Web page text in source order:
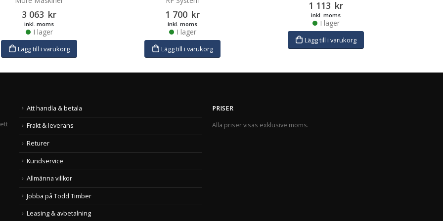
3 063 kr
inkl. moms
I lager
Lägg till i varukorg
1 700 kr
inkl. moms
I lager
Lägg till i varukorg
1 113 kr
inkl. moms
I lager
Lägg till i varukorg
Att handla & betala
Frakt & leverans
Returer
Kundservice
Allmänna villkor
Jobba på Todd Timber
Leasing & avbetalning
PRISER
Alla priser visas exklusive moms.